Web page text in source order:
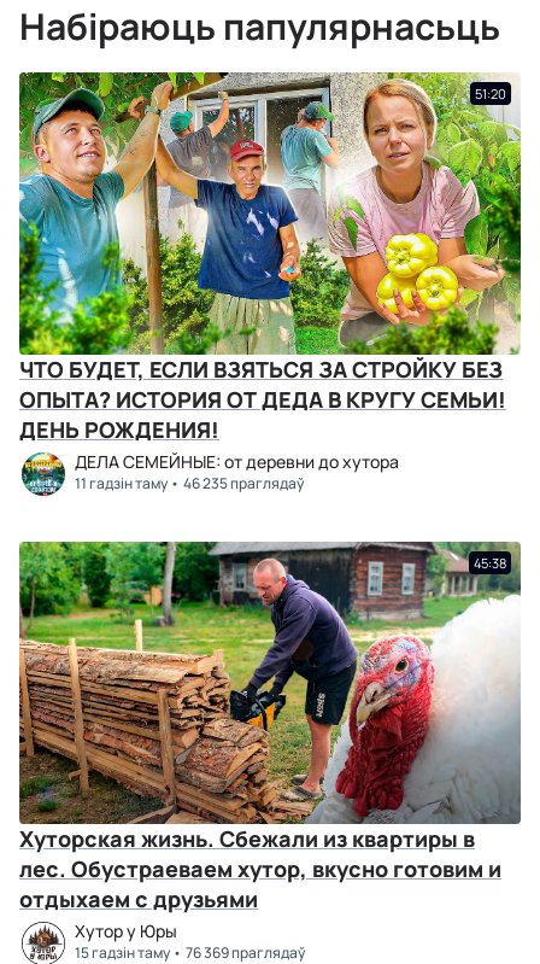
Набіраюць папулярнасьць
51:20
ЧТО БУДЕТ, ЕСЛИ ВЗЯТЬСЯ ЗА СТРОЙКУ БЕЗ
ОПЫТА? ИСТОРИЯ ОТ ДЕДА В КРУГУ СЕМЬИ!
ДЕНЬ РОЖДЕНИЯ!
ДЕЛА СЕМЕЙНЫЕ: от деревни до хутора
11 гадзін таму 46 235 праглядаў
45:38
Хуторская жизнь. Сбежали из квартиры в
лес. Обустраеваем хутор, вкусно готовим и
отдыхаем с друзьями
Хутор у Юры
15 гадзін таму 76 369 праглядаў